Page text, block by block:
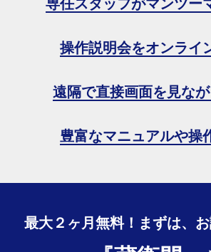
専任スタッフがマンツー
操作説明会をオンライ
遠隔で直接画面を見な
豊富なマニュアルや操
最大２ヶ月無料！まずは、